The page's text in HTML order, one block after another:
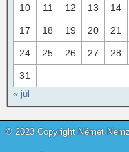
10 11 12 13 14
17 18 19 20 21
24 25 26 27 28
31
« júl
© 2023 Copyright Német